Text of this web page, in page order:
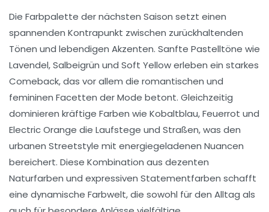
Die Farbpalette der nächsten Saison setzt einen
spannenden Kontrapunkt zwischen zurückhaltenden
Tönen und lebendigen Akzenten. Sanfte Pastelltöne wie
Lavendel,Salbeigrün und Soft Yellowerleben ein starkes
Comeback, das vor allem die romantischen und
femininen Facetten der Mode betont. Gleichzeitig
dominieren kräftige Farben wie Kobaltblau,Feuerrot und
Electric Orange die Laufstege und Straßen, was den
urbanen Streetstyle mit energiegeladenen Nuancen
bereichert. Diese Kombination aus dezenten
Naturfarben und expressiven Statementfarben schafft
eine dynamische Farbwelt, die sowohl für den Alltag als